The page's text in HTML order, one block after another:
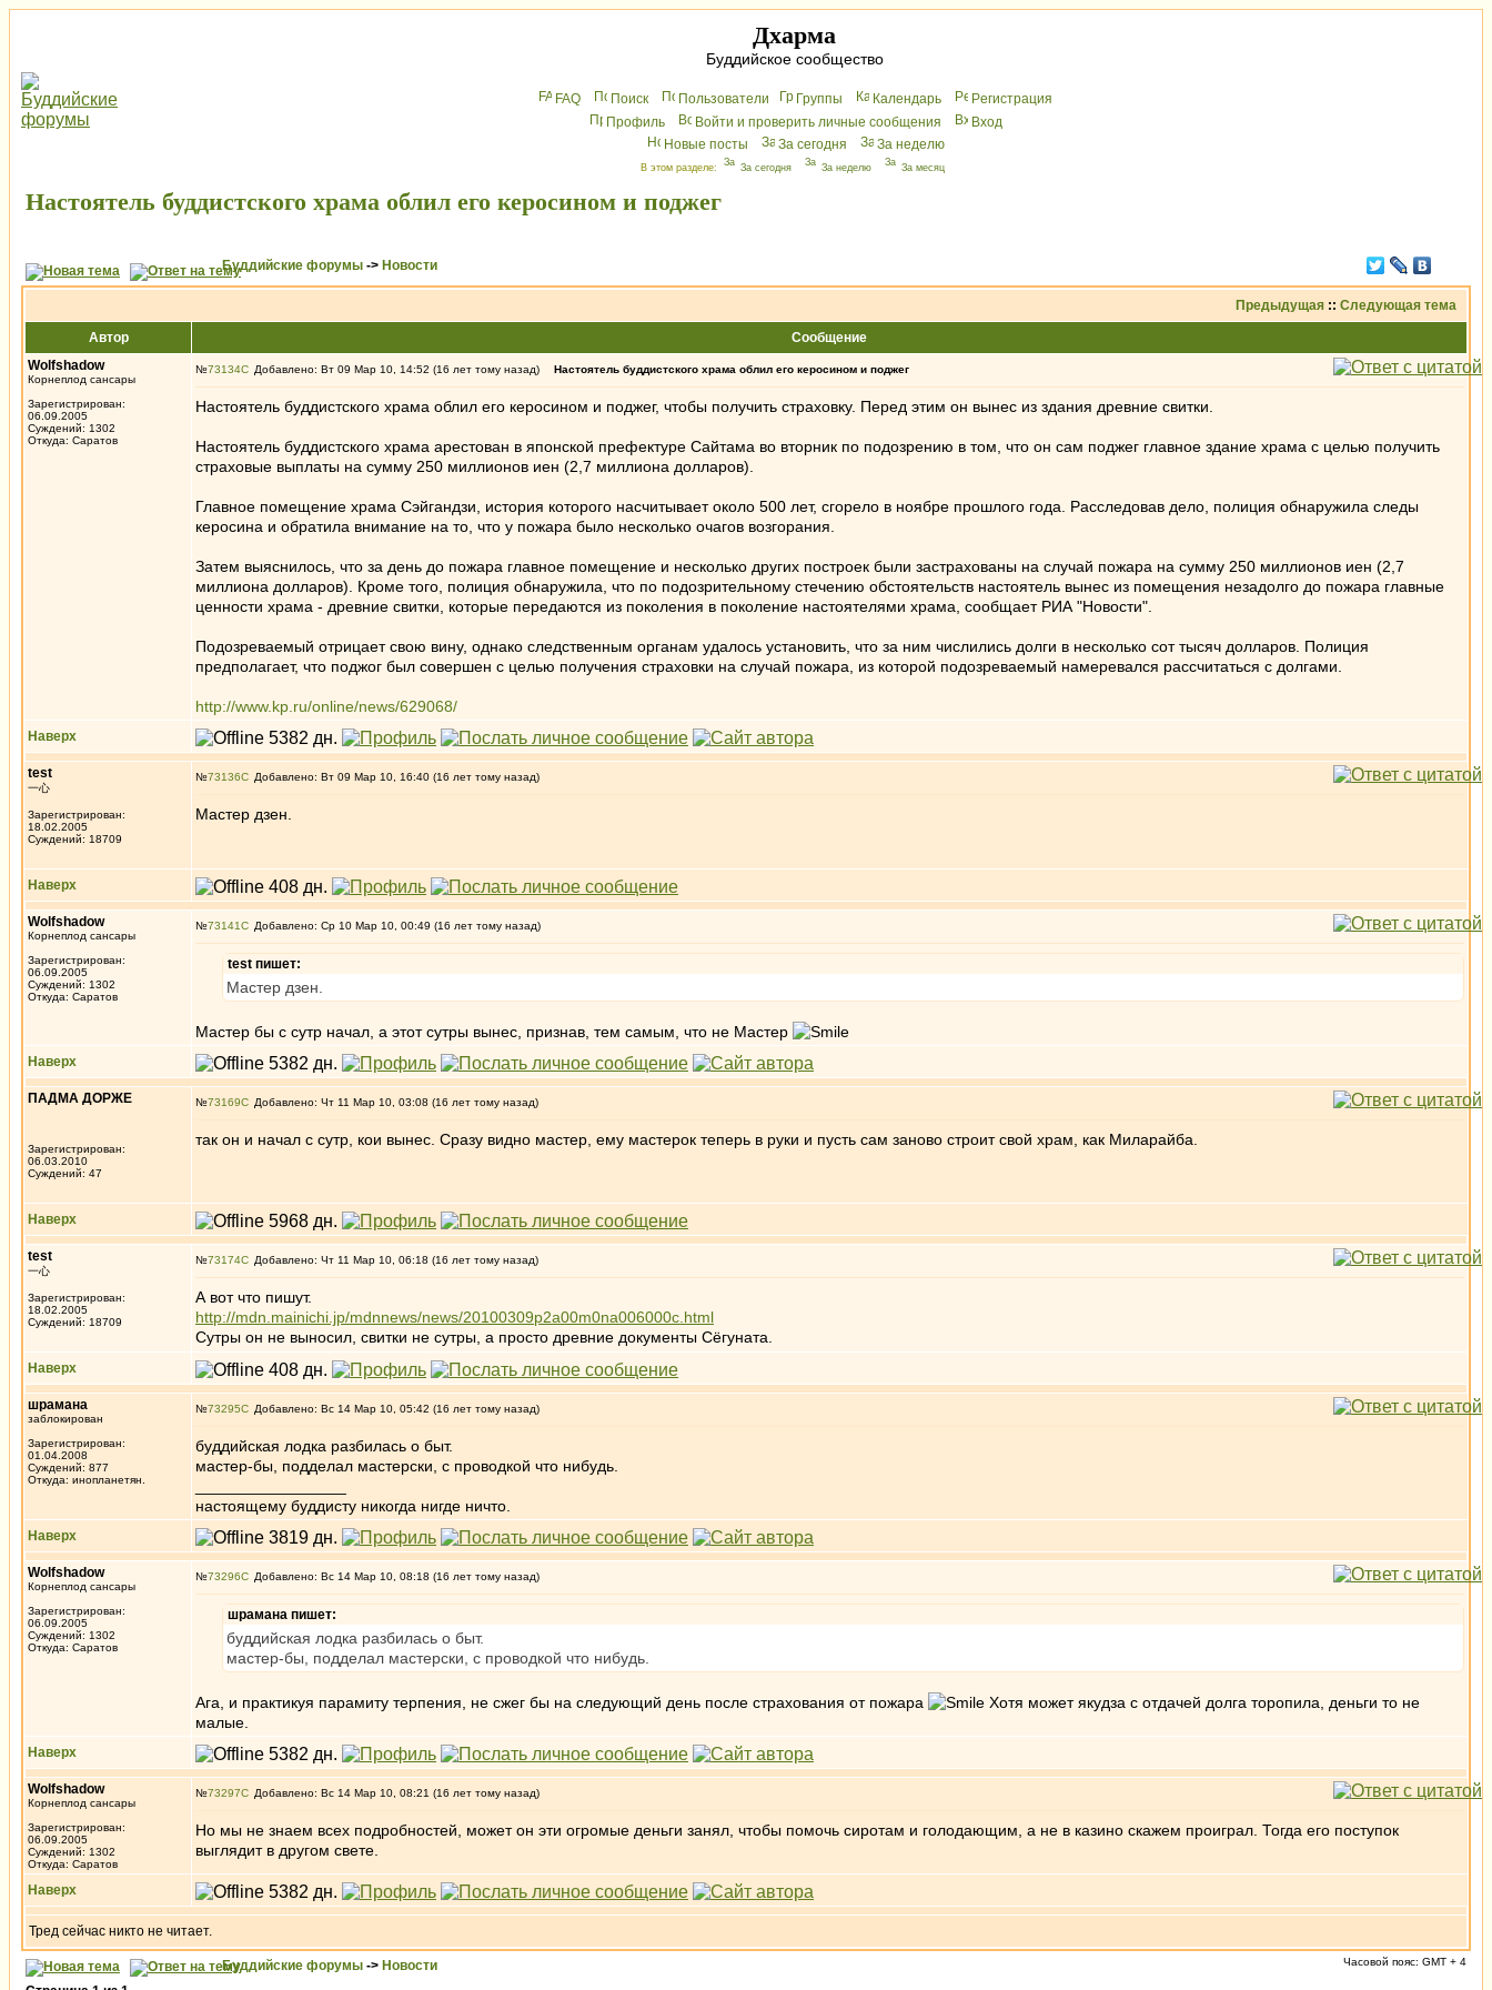
Дхарма
Буддийское сообщество
FAQ Поиск Пользователи Группы Календарь
Peгиcтрaция
Профиль
Войти и проверить личные сообщения
Вхoд
Новые посты
За сегодня За неделю
В этом разделе: За сегодня За неделю За месяц
Настоятель буддистского храма облил его керосином и поджег
Буддийские форумы -> Новости
Предыдущая :: Следующая тема
Автор
Сообщение
Wolfshadow
Корнеплод сансары
Зарегистрирован:
06.09.2005
Суждений: 1302
Откуда: Саратов
№73134 Добавлено: Вт 09 Мар 10, 14:52 (16 лет тому назад) Настоятель буддистского храма облил его керосином и поджег
Настоятель буддистского храма облил его керосином и поджег, чтобы получить страховку. Перед этим он вынес из здания древние свитки.
Настоятель буддистского храма арестован в японской префектуре Сайтама во вторник по подозрению в том, что он сам поджег главное здание храма с целью получить
страховые выплаты на сумму 250 миллионов иен (2,7 миллиона долларов).
Главное помещение храма Сэйгандзи, история которого насчитывает около 500 лет, сгорело в ноябре прошлого года. Расследовав дело, полиция обнаружила следы
керосина и обратила внимание на то, что у пожара было несколько очагов возгорания.
Затем выяснилось, что за день до пожара главное помещение и несколько других построек были застрахованы на случай пожара на сумму 250 миллионов иен (2,7
миллиона долларов). Кроме того, полиция обнаружила, что по подозрительному стечению обстоятельств настоятель вынес из помещения незадолго до пожара главные
ценности храма - древние свитки, которые передаются из поколения в поколение настоятелями храма, сообщает РИА "Новости".
Подозреваемый отрицает свою вину, однако следственным органам удалось установить, что за ним числились долги в несколько сот тысяч долларов. Полиция
предполагает, что поджог был совершен с целью получения страховки на случай пожара, из которой подозреваемый намеревался рассчитаться с долгами.
http://www.kp.ru/online/news/629068/
Наверх
test
一心
Зарегистрирован:
18.02.2005
Суждений: 18709
№73136 Добавлено: Вт 09 Мар 10, 16:40 (16 лет тому назад)
Мастер дзен.
Наверх
Wolfshadow
Корнеплод сансары
Зарегистрирован:
06.09.2005
Суждений: 1302
Откуда: Саратов
№73141 Добавлено: Ср 10 Мар 10, 00:49 (16 лет тому назад)
test пишет:
Мастер дзен.
Мастер бы с сутр начал, а этот сутры вынес, признав, тем самым, что не Мастер
Наверх
ПАДМА ДОРЖЕ
Зарегистрирован:
06.03.2010
Суждений: 47
№73169 Добавлено: Чт 11 Мар 10, 03:08 (16 лет тому назад)
так он и начал с сутр, кои вынес. Сразу видно мастер, ему мастерок теперь в руки и пусть сам заново строит свой храм, как Миларайба.
Наверх
test
一心
Зарегистрирован:
18.02.2005
Суждений: 18709
№73174 Добавлено: Чт 11 Мар 10, 06:18 (16 лет тому назад)
А вот что пишут.
http://mdn.mainichi.jp/mdnnews/news/20100309p2a00m0na006000c.html
Сутры он не выносил, свитки не сутры, а просто древние документы Сёгуната.
Наверх
шрамана
заблокирован
Зарегистрирован:
01.04.2008
Суждений: 877
Откуда: инопланетян.
№73295 Добавлено: Вс 14 Мар 10, 05:42 (16 лет тому назад)
буддийская лодка разбилась о быт.
мастер-бы, подделал мастерски, с проводкой что нибудь.
настоящему буддисту никогда нигде ничто.
Наверх
Wolfshadow
Корнеплод сансары
Зарегистрирован:
06.09.2005
Суждений: 1302
Откуда: Саратов
№73296 Добавлено: Вс 14 Мар 10, 08:18 (16 лет тому назад)
шрамана пишет:
буддийская лодка разбилась о быт.
мастер-бы, подделал мастерски, с проводкой что нибудь.
Ага, и практикуя парамиту терпения, не сжег бы на следующий день после страхования от пожара
Хотя может якудза с отдачей долга торопила, деньги то не
малые.
Наверх
Wolfshadow
Корнеплод сансары
Зарегистрирован:
06.09.2005
Суждений: 1302
Откуда: Саратов
№73297 Добавлено: Вс 14 Мар 10, 08:21 (16 лет тому назад)
Но мы не знаем всех подробностей, может он эти огромые деньги занял, чтобы помочь сиротам и голодающим, а не в казино скажем проиграл. Тогда его поступок
выглядит в другом свете.
Наверх
Тред сейчас никто не читает.
Буддийские форумы -> Новости Часовой пояс: GMT + 4